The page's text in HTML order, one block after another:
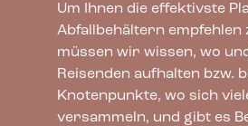
Helles anthrazit
1.229,00€
Um Ihnen die effektivste
Abfallbehältern empfehlen
müssen wir wissen, wo
Reisenden aufhalten bzw.
Knotenpunkte, wo sich
versammeln, und gibt es